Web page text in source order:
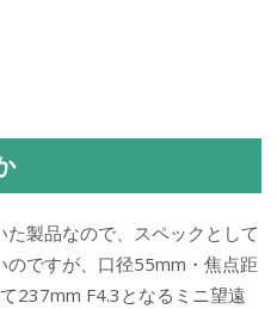
製品なので、スペックとして
ですが、口径55mm・焦点距
237mm F4.3となるミニ望遠